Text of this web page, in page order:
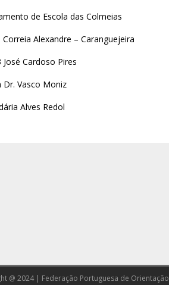
de Escola das Colmeias
Correia Alexandre – Caranguejeira
José Cardoso Pires
Dr. Vasco Moniz
Alves Redol
@ 2024 | Federação Portuguesa de Orientação